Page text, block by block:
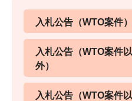
入札公告（WTO案件）
入札公告（WTO案件
外）
入札公告（WTO案件